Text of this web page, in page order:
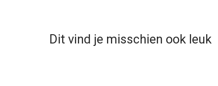
Dit vind je misschien ook leuk